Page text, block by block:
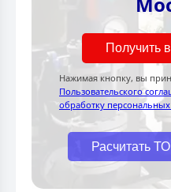
Получить
Нажимая кнопку, вы
Пользовательского
обработку
Расчитать